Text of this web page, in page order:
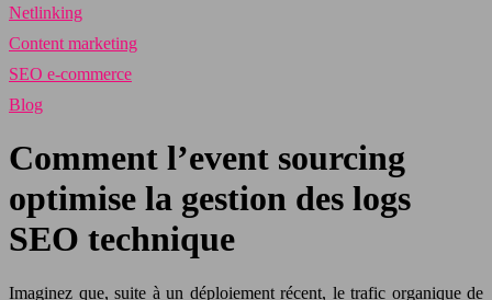
Netlinking
Content marketing
SEO e-commerce
Blog
Comment l’event sourcing
optimise la gestion des logs
SEO technique
Imaginez que, suite à un déploiement récent, le trafic organique de